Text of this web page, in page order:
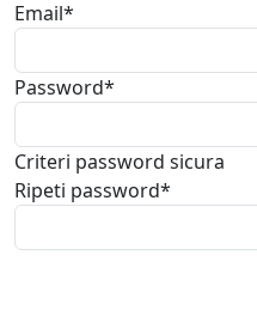
Email*
Password*
Criteri password sicura
Ripeti password*